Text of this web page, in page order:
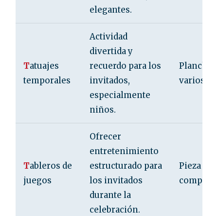
elegantes.
Tatuajes
temporales
Actividad
divertida y
recuerdo para los
invitados,
especialmente
niños.
Plancha
varios
Tableros de
juegos
Ofrecer
entretenimiento
estructurado para
los invitados
durante la
celebración.
Pieza